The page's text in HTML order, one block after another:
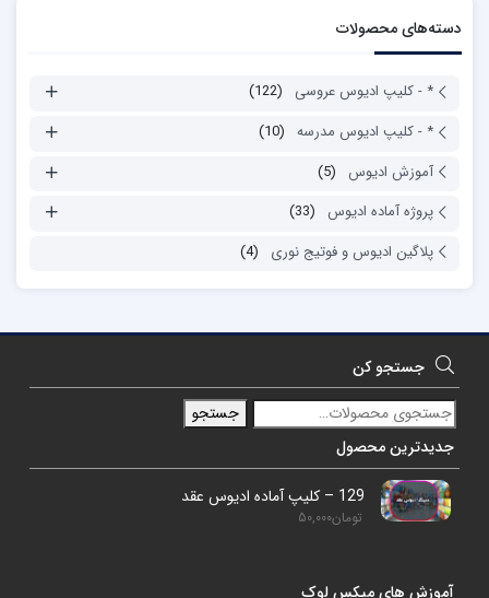
دسته‌های محصولات
* - کلیپ ادیوس عروسی
(122)
* - کلیپ ادیوس مدرسه (10)
آموزش ادیوس
(5)
پروژه آماده ادیوس
(33)
پلاگین ادیوس و فوتیج نوری
(4)
جستجو کن
جستجو
جدیدترین محصول
129 – کلیپ آماده ادیوس عقد
تومان50,000
آموزش های میکس لوک